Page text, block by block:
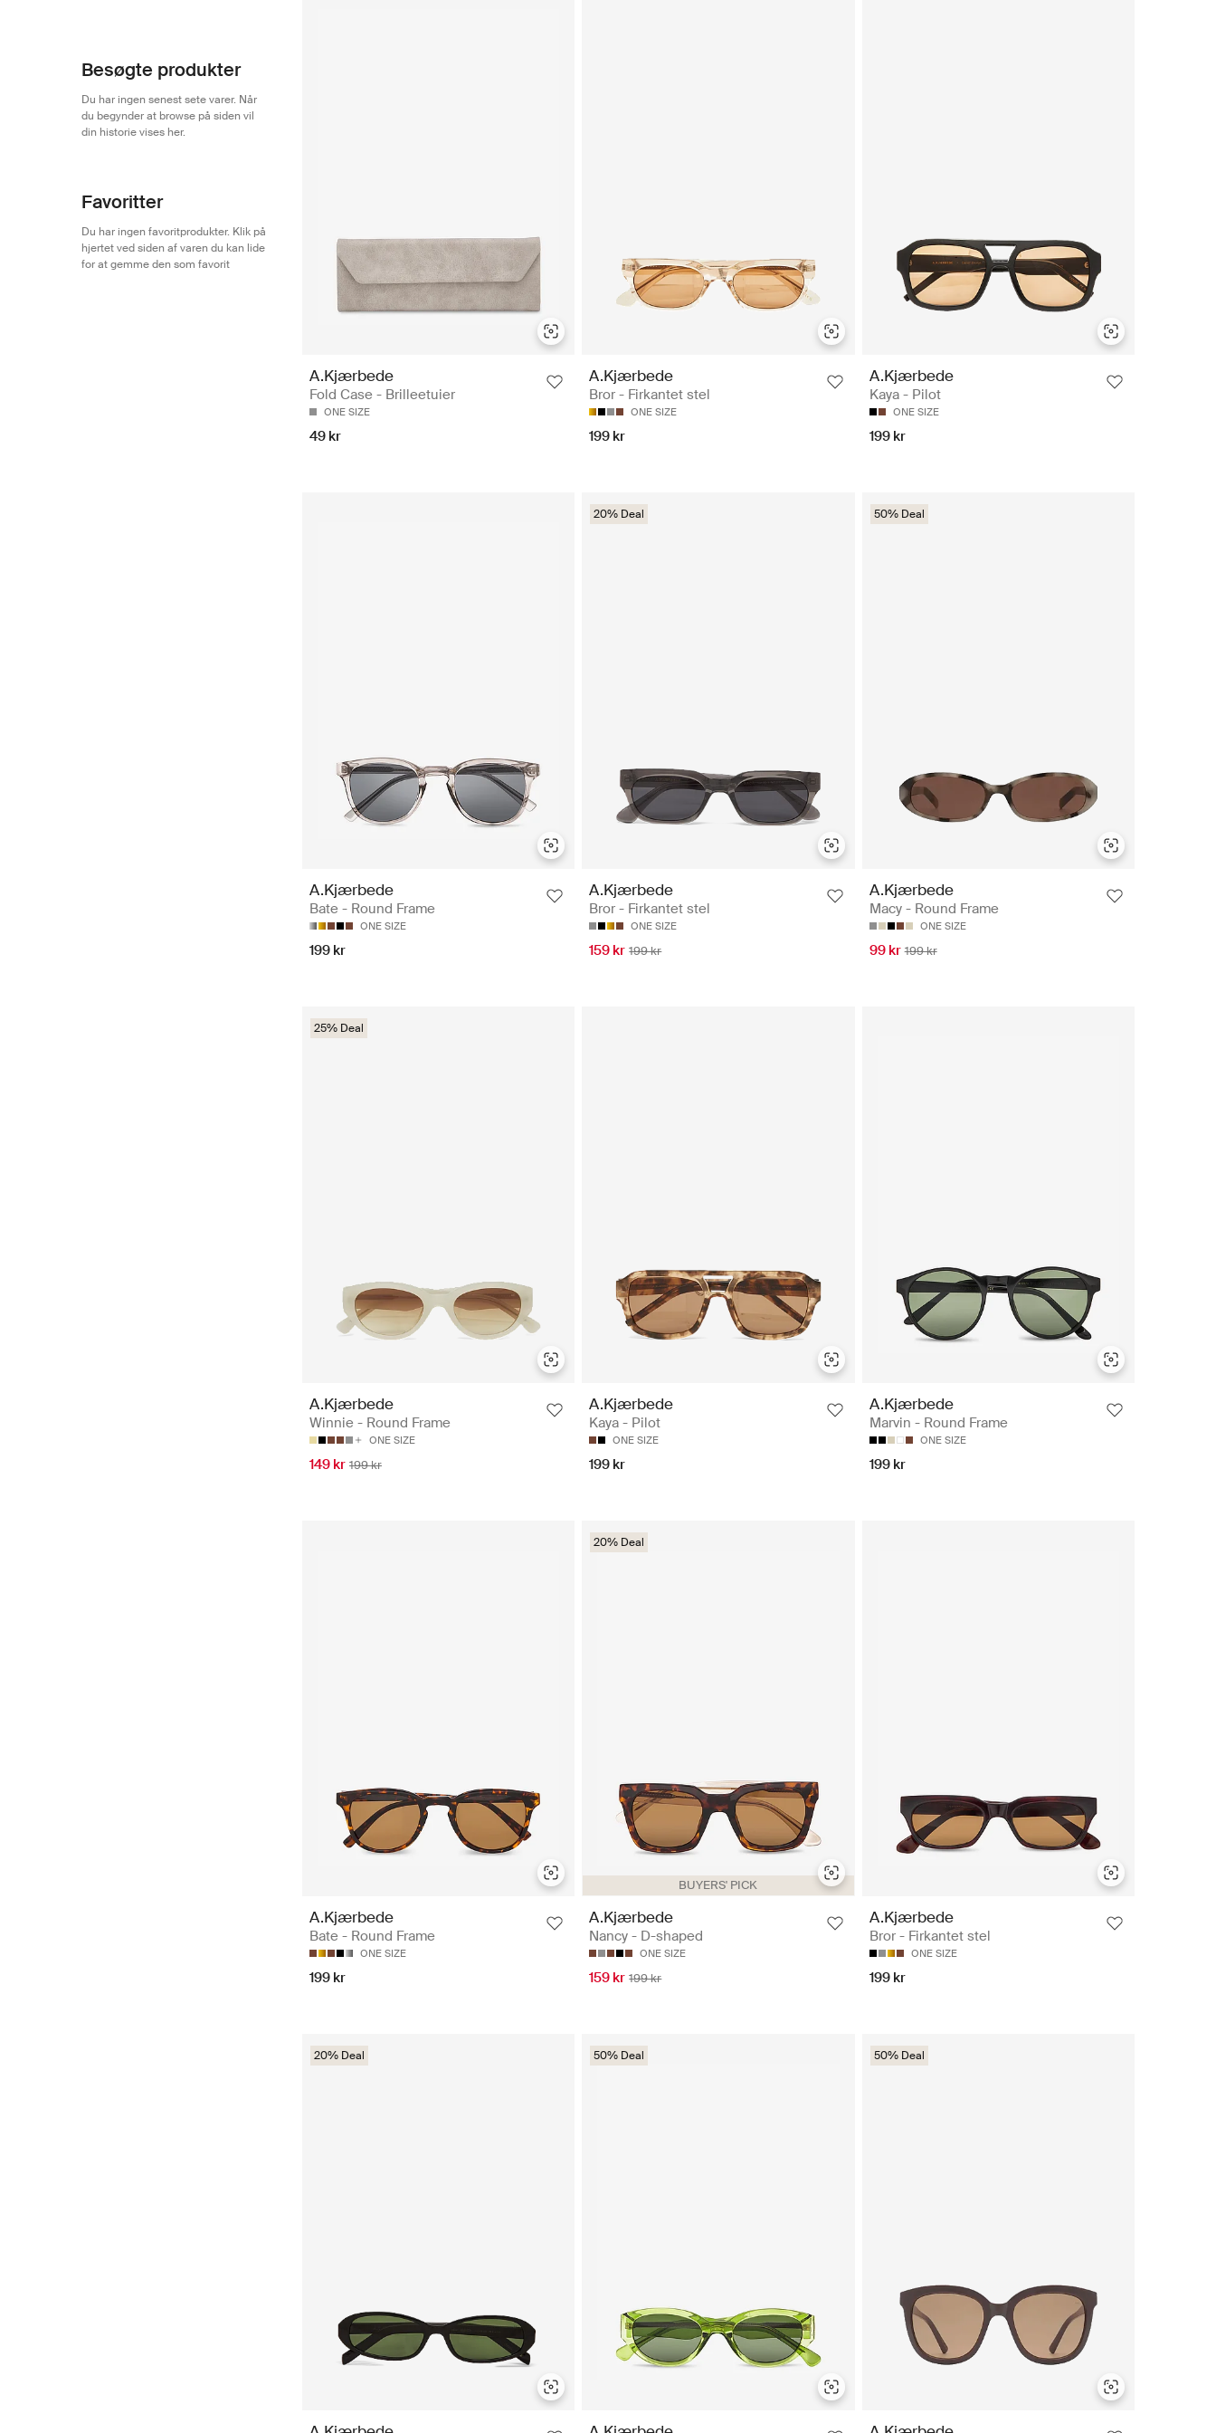
Besøgte produkter
Du har ingen senest sete varer. Når
du begynder at browse på siden vil
din historie vises her.
Favoritter
Du har ingen favoritprodukter. Klik på
hjertet ved siden af varen du kan lide
for at gemme den som favorit
A.Kjærbede
Fold Case - Brilleetuier
ONE SIZE
49 kr
A.Kjærbede
Bror - Firkantet stel
ONE SIZE
199 kr
A.Kjærbede
Kaya - Pilot
ONE SIZE
199 kr
A.Kjærbede
Bate - Round Frame
ONE SIZE
199 kr
20% Deal
A.Kjærbede
Bror - Firkantet stel
ONE SIZE
159 kr 199 kr
50% Deal
A.Kjærbede
Macy - Round Frame
ONE SIZE
99 kr 199 kr
25% Deal
A.Kjærbede
Winnie - Round Frame
ONE SIZE
149 kr 199 kr
A.Kjærbede
Kaya - Pilot
ONE SIZE
199 kr
A.Kjærbede
Marvin - Round Frame
ONE SIZE
199 kr
A.Kjærbede
Bate - Round Frame
ONE SIZE
199 kr
BUYERS' PICK
20% Deal
A.Kjærbede
Nancy - D-shaped
ONE SIZE
159 kr 199 kr
A.Kjærbede
Bror - Firkantet stel
ONE SIZE
199 kr
20% Deal 50% Deal 50% Deal